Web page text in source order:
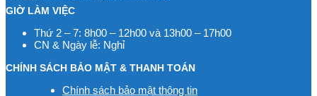
GIỜ LÀM VIỆC
Thứ 2 – 7: 8h00 – 12h00 và 13h00 – 17h00
CN & Ngày lễ: Nghỉ
CHÍNH SÁCH BẢO MẬT & THANH TOÁN
Chính sách bảo mật thông tin